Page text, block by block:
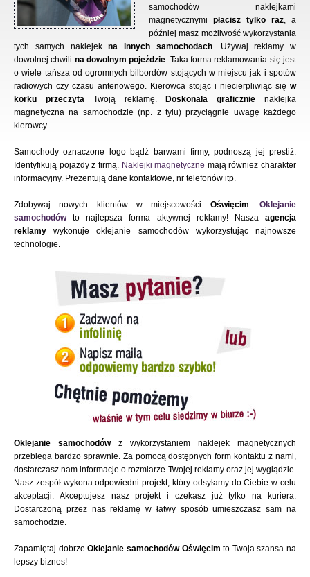
samochodów naklejkami
magnetycznymi płacisz tylko raz, a
później masz możliwość wykorzystania
tych samych naklejekna innych samochodach. Używaj reklamy w
dowolnej chwili na dowolnym pojeździe. Taka forma reklamowania się jest
o wiele tańsza od ogromnych bilbordów stojących w miejscu jak i spotów
radiowych czy czasu antenowego. Kierowca stojąc i niecierpliwiąc się w
korku przeczytaTwoją reklamę. Doskonała graficznie naklejka
magnetyczna na samochodzie (np. z tyłu) przyciągnie uwagę każdego
kierowcy.
Samochody oznaczone logo bądź barwami firmy, podnoszą jej prestiż.
Identyfikują pojazdy z firmą. Naklejki magnetyczne mają również charakter
informacyjny. Prezentują dane kontaktowe, nr telefonów itp.
Zdobywaj nowych klientów w miejscowości Oświęcim.Oklejanie
samochodówto najlepsza forma aktywnej reklamy! Nasza agencja
reklamy wykonuje oklejanie samochodów wykorzystując najnowsze
technologie.
Oklejanie samochodówz wykorzystaniem naklejek magnetycznych
przebiega bardzo sprawnie. Za pomocą dostępnych form kontaktu z nami,
dostarczasz nam informacje o rozmiarze Twojej reklamy oraz jej wyglądzie.
Nasz zespół wykona odpowiedni projekt, który odsyłamy do Ciebie w celu
akceptacji. Akceptujesz nasz projekt i czekasz już tylko na kuriera.
Dostarczoną przez nas reklamę w łatwy sposób umieszczasz sam na
samochodzie.
Zapamiętaj dobrzeOklejanie samochodów Oświęcim to Twoja szansa na
lepszy biznes!